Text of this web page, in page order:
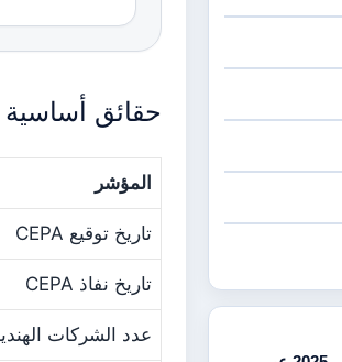
حقائق أساسية
المؤشر
تاريخ توقيع CEPA
تاريخ نفاذ CEPA
عدد الشركات